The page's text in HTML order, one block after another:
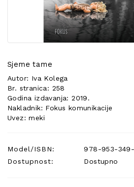
Sjeme tame
Autor: Iva Kolega
Br. stranica: 258
Godina izdavanja: 2019.
Nakladnik: Fokus komunikacije
Uvez: meki
Model/ISBN:
978-953-349-
Dostupnost:
Dostupno